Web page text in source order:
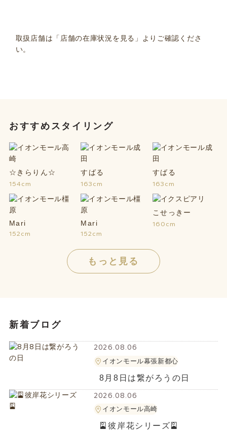
取扱店舗は「店舗の在庫状況を見る」よりご確認くださ
い。
おすすめスタイリング
☆きらりん☆
154cm
すばる
163cm
すばる
163cm
Mari
152cm
Mari
152cm
こせっきー
160cm
もっと見る
新着ブログ
2026.08.06
イオンモール幕張新都心
8月8日は繋がろうの日
2026.08.06
イオンモール高崎
🎴彼岸花シリーズ🎴